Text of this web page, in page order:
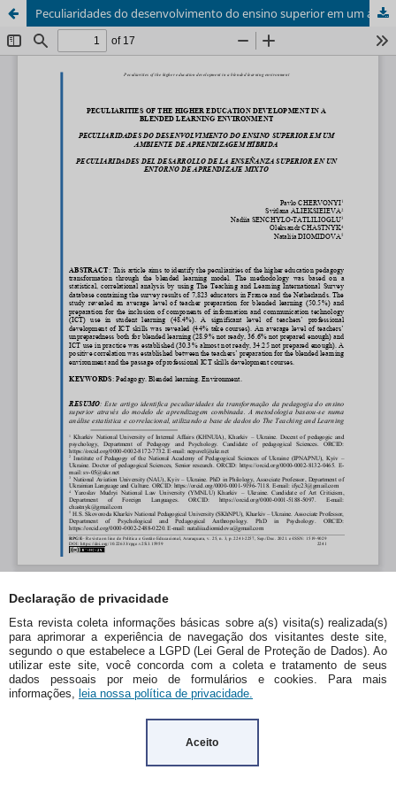
Declaração de privacidade
Esta revista coleta informações básicas sobre a(s) visita(s) realizada(s)
para aprimorar a experiência de navegação dos visitantes deste site,
segundo o que estabelece a LGPD (Lei Geral de Proteção de Dados). Ao
utilizar este site, você concorda com a coleta e tratamento de seus
dados pessoais por meio de formulários e cookies. Para mais
informações, leia nossa política de privacidade.
Aceito
Peculiaridades do desenvolvimento do ensino superior em um ambiente de aprendizagem híbrida